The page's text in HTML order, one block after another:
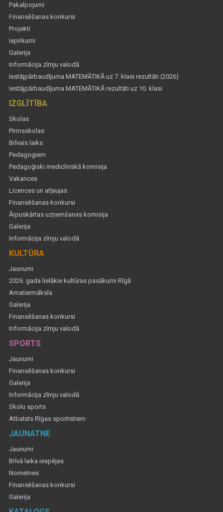
Pakalpojumi
Finansēšanas konkursi
Projekti
Iepirkumi
Galerija
Informācija zīmju valodā
Iestājpārbaudījuma MATEMĀTIKĀ uz 7. klasi rezultāti (2026)
Iestājpārbaudījuma MATEMĀTIKĀ rezultāti uz 10. klasi
IZGLĪTĪBA
Skolas
Pirmsskolas
Brīvais laiks
Pedagogiem
Pedagoģiski medicīniskā komisija
Vakances
Licences un atļaujas
Finansēšanas konkursi
Ārpuskārtas uzņemšanas komisija
Galerija
Informācija zīmju valodā
KULTŪRA
Jaunumi
2026. gada lielākie kultūras pasākumi Rīgā
Amatiermāksla
Galerija
Finansēšanas konkursi
Informācija zīmju valodā
SPORTS
Jaunumi
Finansēšanas konkursi
Galerija
Informācija zīmju valodā
Skolu sports
Atbalsts Rīgas sportistiem
JAUNATNE
Jaunumi
Brīvā laika iespējas
Nometnes
Finansēšanas konkursi
Galerija